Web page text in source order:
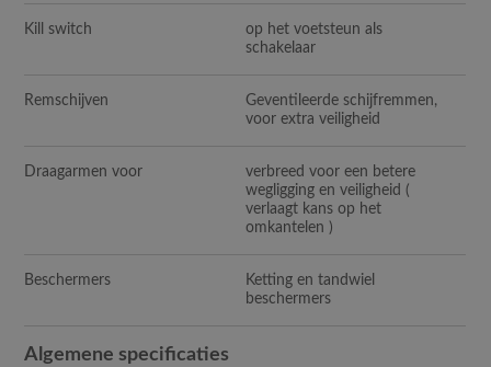
Kill switch
op het voetsteun als
schakelaar
Remschijven
Geventileerde schijfremmen,
voor extra veiligheid
Draagarmen voor
verbreed voor een betere
wegligging en veiligheid (
verlaagt kans op het
omkantelen )
Beschermers
Ketting en tandwiel
beschermers
Algemene specificaties